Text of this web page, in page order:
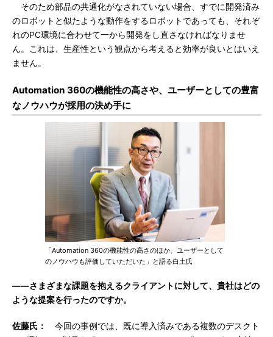
そのため部品の共通化がなされていない場合、すでに開発済み
のロボットと似たような動作をするロボットであっても、それぞ
れのPC環境に合わせて一から開発をし直さなければなりませ
ん。これは、生産性という観点から考えると効率が良いとはいえ
ません。
Automation 360の機能性の高さや、ユーザーとしての豊富
なノウハウが採用の決め手に
「Automation 360の機能性の高さのほか、ユーザーとして
のノウハウも評価していただいた」と語る白土氏
――さまざまな課題を抱えるクライアントに対して、貴社はどの
ような提案を行ったのですか。
佐藤氏：
今回の事例では、既に導入済みである複数のデスクト